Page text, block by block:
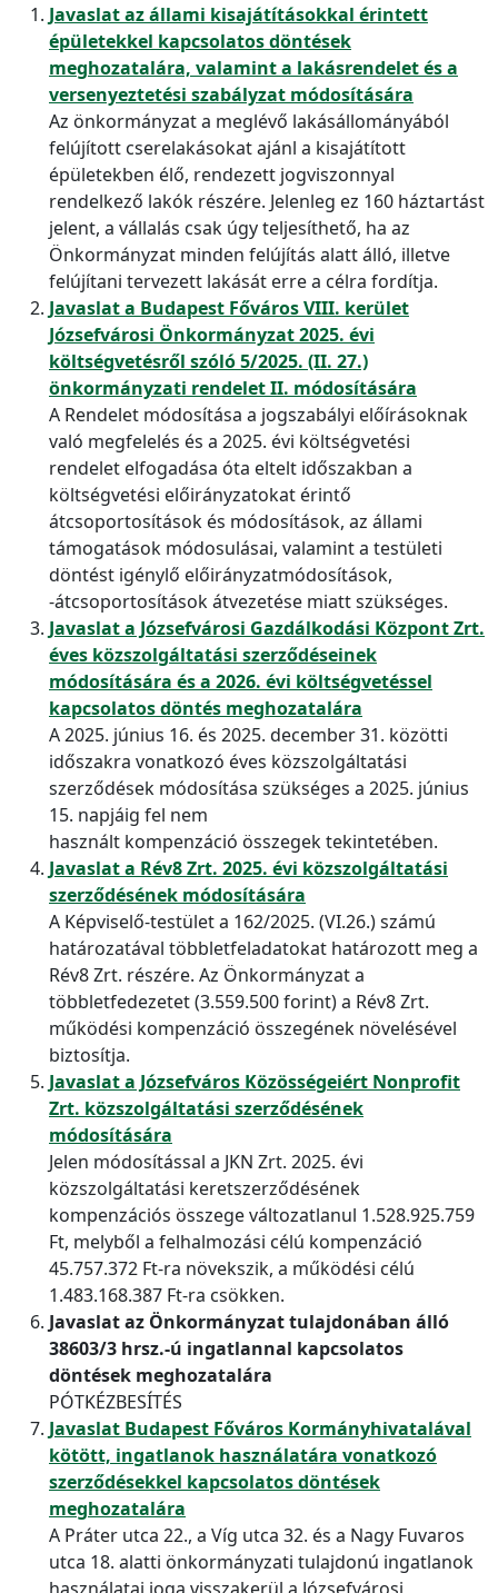
Javaslat az állami kisajátításokkal érintett
épületekkel kapcsolatos döntések
meghozatalára, valamint a lakásrendelet és a
versenyeztetési szabályzat módosítására
Az önkormányzat a meglévő lakásállományából
felújított cserelakásokat ajánl a kisajátított
épületekben élő, rendezett jogviszonnyal
rendelkező lakók részére. Jelenleg ez 160 háztartást
jelent, a vállalás csak úgy teljesíthető, ha az
Önkormányzat minden felújítás alatt álló, illetve
felújítani tervezett lakását erre a célra fordítja.
Javaslat a Budapest Főváros VIII. kerület
Józsefvárosi Önkormányzat 2025. évi
költségvetésről szóló 5/2025. (II. 27.)
önkormányzati rendelet II. módosítására
A Rendelet módosítása a jogszabályi előírásoknak
való megfelelés és a 2025. évi költségvetési
rendelet elfogadása óta eltelt időszakban a
költségvetési előirányzatokat érintő
átcsoportosítások és módosítások, az állami
támogatások módosulásai, valamint a testületi
döntést igénylő előirányzatmódosítások,
-átcsoportosítások átvezetése miatt szükséges.
Javaslat a Józsefvárosi Gazdálkodási Központ Zrt.
éves közszolgáltatási szerződéseinek
módosítására és a 2026. évi költségvetéssel
kapcsolatos döntés meghozatalára
A 2025. június 16. és 2025. december 31. közötti
időszakra vonatkozó éves közszolgáltatási
szerződések módosítása szükséges a 2025. június
15. napjáig fel nem
használt kompenzáció összegek tekintetében.
Javaslat a Rév8 Zrt. 2025. évi közszolgáltatási
szerződésének módosítására
A Képviselő-testület a 162/2025. (VI.26.) számú
határozatával többletfeladatokat határozott meg a
Rév8 Zrt. részére. Az Önkormányzat a
többletfedezetet (3.559.500 forint) a Rév8 Zrt.
működési kompenzáció összegének növelésével
biztosítja.
Javaslat a Józsefváros Közösségeiért Nonprofit
Zrt. közszolgáltatási szerződésének
módosítására
Jelen módosítással a JKN Zrt. 2025. évi
közszolgáltatási keretszerződésének
kompenzációs összege változatlanul 1.528.925.759
Ft, melyből a felhalmozási célú kompenzáció
45.757.372 Ft-ra növekszik, a működési célú
1.483.168.387 Ft-ra csökken.
Javaslat az Önkormányzat tulajdonában álló
38603/3 hrsz.-ú ingatlannal kapcsolatos
döntések meghozatalára
PÓTKÉZBESÍTÉS
Javaslat Budapest Főváros Kormányhivatalával
kötött, ingatlanok használatára vonatkozó
szerződésekkel kapcsolatos döntések
meghozatalára
A Práter utca 22., a Víg utca 32. és a Nagy Fuvaros
utca 18. alatti önkormányzati tulajdonú ingatlanok